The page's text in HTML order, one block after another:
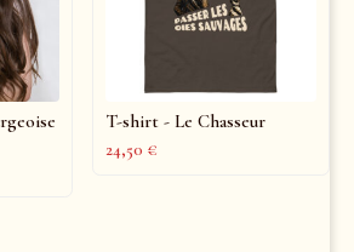
T-shirt - Le Chasseur
24,50 €